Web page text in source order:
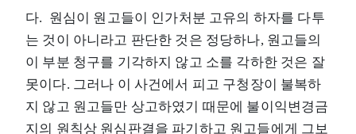
다. 원심이 원고들이 인가처분 고유의 하자를 다투
는 것이 아니라고 판단한 것은 정당하나, 원고들의
이 부분 청구를 기각하지 않고 소를 각하한 것은 잘
못이다. 그러나 이 사건에서 피고 구청장이 불복하
지 않고 원고들만 상고하였기 때문에 불이익변경금
지의 원칙상 원심판결을 파기하고 원고들에게 그보